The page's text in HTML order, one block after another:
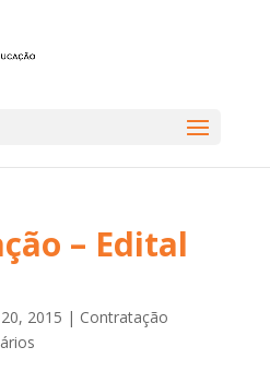
– Edital
2015 | Contratação